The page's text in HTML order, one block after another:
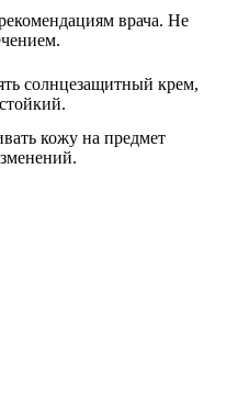
врача. Не
солнцезащитный крем,
кожу на предмет